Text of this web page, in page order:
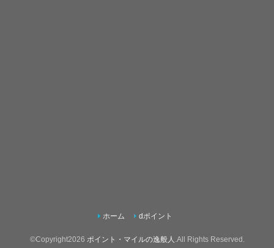
ホーム dポイント
©Copyright2026 ポイント・マイルの逸般人 .All Rights Reserved.